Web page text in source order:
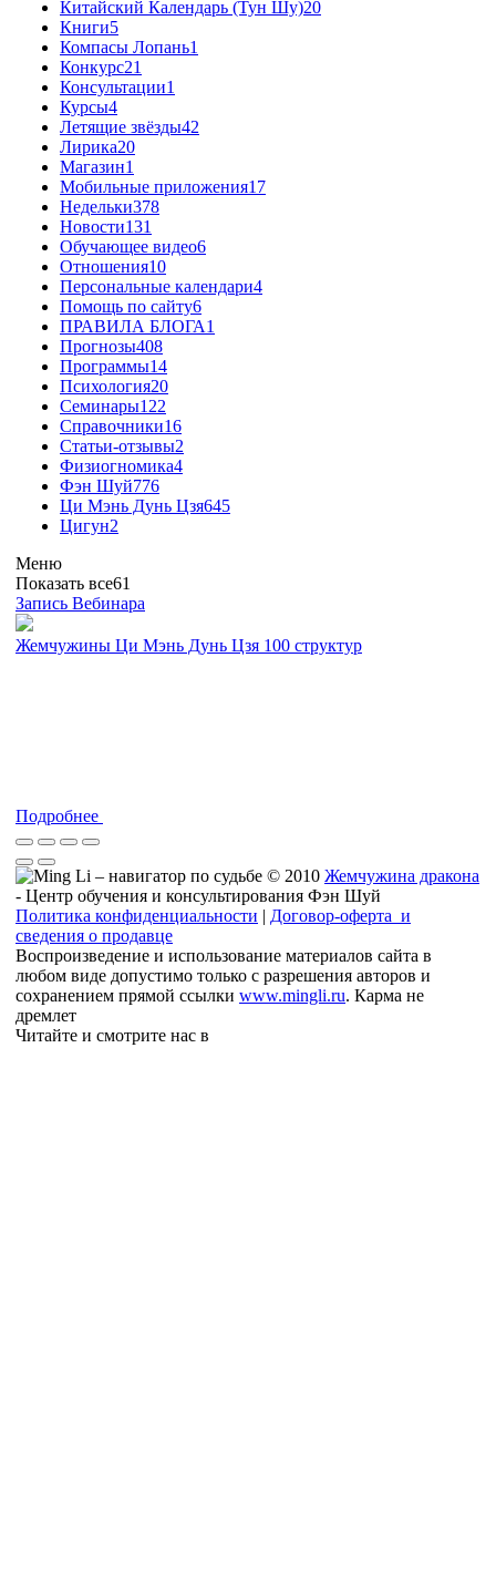
Китайский Календарь (Тун Шу)20
Книги5
Компасы Лопань1
Конкурс21
Консультации1
Курсы4
Летящие звёзды42
Лирика20
Магазин1
Мобильные приложения17
Недельки378
Новости131
Обучающее видео6
Отношения10
Персональные календари4
Помощь по сайту6
ПРАВИЛА БЛОГА1
Прогнозы408
Программы14
Психология20
Семинары122
Справочники16
Статьи-отзывы2
Физиогномика4
Фэн Шуй776
Ци Мэнь Дунь Цзя645
Цигун2
Меню
Показать все61
Запись Вебинара
Жемчужины Ци Мэнь Дунь Цзя 100 структур
Подробнее
© 2010 Жемчужина дракона
- Центр обучения и консультирования Фэн Шуй
Политика конфиденциальности | Договор-оферта и
сведения о продавце
Воспроизведение и использование материалов сайта в
любом виде допустимо только с разрешения авторов и
сохранением прямой ссылки www.mingli.ru. Карма не
дремлет
Читайте и смотрите нас в